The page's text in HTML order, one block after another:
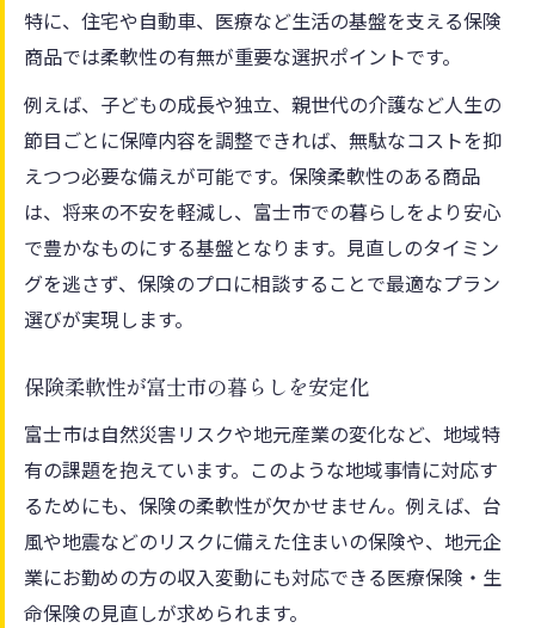
特に、住宅や自動車、医療など生活の基盤を支える保険
商品では柔軟性の有無が重要な選択ポイントです。
例えば、子どもの成長や独立、親世代の介護など人生の
節目ごとに保障内容を調整できれば、無駄なコストを抑
えつつ必要な備えが可能です。保険柔軟性のある商品
は、将来の不安を軽減し、富士市での暮らしをより安心
で豊かなものにする基盤となります。見直しのタイミン
グを逃さず、保険のプロに相談することで最適なプラン
選びが実現します。
保険柔軟性が富士市の暮らしを安定化
富士市は自然災害リスクや地元産業の変化など、地域特
有の課題を抱えています。このような地域事情に対応す
るためにも、保険の柔軟性が欠かせません。例えば、台
風や地震などのリスクに備えた住まいの保険や、地元企
業にお勤めの方の収入変動にも対応できる医療保険・生
命保険の見直しが求められます。